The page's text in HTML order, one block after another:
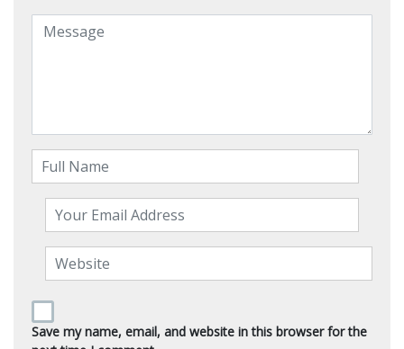
Save my name, email, and website in this browser for the